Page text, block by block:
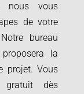
nous vous
de votre
bureau
la
projet.Vous
gratuit dès